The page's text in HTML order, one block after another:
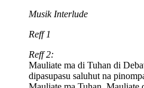
Musik Interlude
Reff 1
Reff 2:
Mauliate ma di Tuhan di
dipasupasu saluhut na